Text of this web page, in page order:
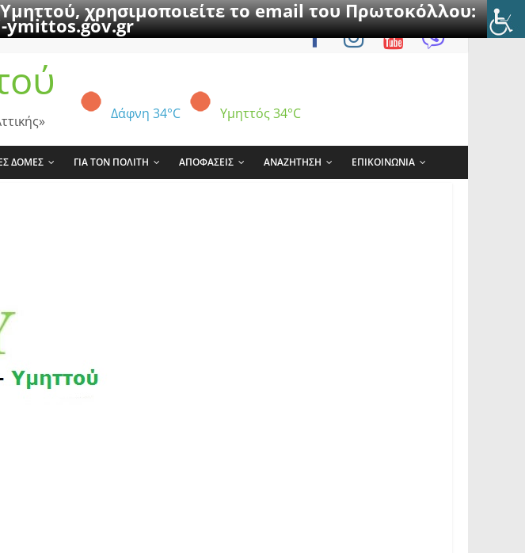
χρησιμοποιείτε το email του Πρωτοκόλλου:
ymittos.gov.gr
Δάφνη 34°C Υμηττός 34°C
ΔΟΜΕΣ ΓΙΑ ΤΟΝ ΠΟΛΙΤΗ ΑΠΟΦΑΣΕΙΣ ΑΝΑΖΗΤΗΣΗ ΕΠΙΚΟΙΝΩΝΙΑ